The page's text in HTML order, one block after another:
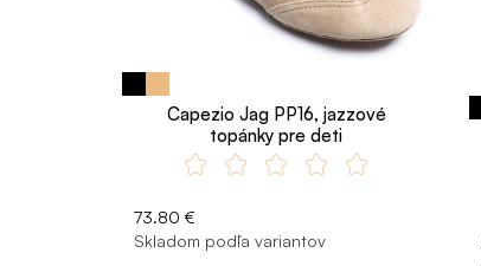
Capezio Jag PP16, jazzové
topánky pre deti
73.80 €
Skladom podľa variantov